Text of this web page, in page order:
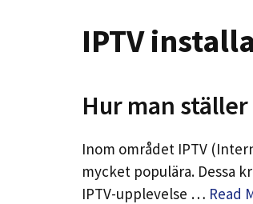
IPTV
Hur man
Inom området IPTV
mycket populära. Dessa
IPTV-upplevelse … Read